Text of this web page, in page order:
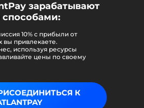
зарабатывают
10% с прибыли от
вы привлекаете.
используя ресурсы
цены по своему
К